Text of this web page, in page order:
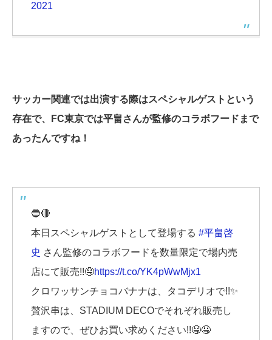
2021
サッカー関連では出演する際はスペシャルゲストという
存在で、FC東京では平畠さんが監修のコラボフードまで
あったんですね！
🔵🔴
本日スペシャルゲストとして登場する #平畠啓
史 さん監修のコラボフードを数量限定で場内売
店にて販売!!🤤https://t.co/YK4pWwMjx1
クロワッサンチョコバナナは、タコデリオで!!✨
贅沢串は、STADIUM DECOでそれぞれ販売し
ますので、ぜひお買い求めください!!🤤🤤